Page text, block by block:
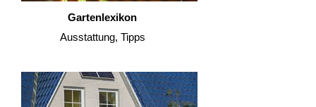
Gartenlexikon
Ausstattung, Tipps